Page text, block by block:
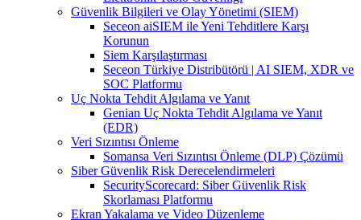
Güvenlik Bilgileri ve Olay Yönetimi (SIEM)
Seceon aiSIEM ile Yeni Tehditlere Karşı
Korunun
Siem Karşılaştırması
Seceon Türkiye Distribütörü | AI SIEM, XDR ve
SOC Platformu
Uç Nokta Tehdit Algılama ve Yanıt
Genian Uç Nokta Tehdit Algılama ve Yanıt
(EDR)
Veri Sızıntısı Önleme
Somansa Veri Sızıntısı Önleme (DLP) Çözümü
Siber Güvenlik Risk Derecelendirmeleri
SecurityScorecard: Siber Güvenlik Risk
Skorlaması Platformu
Ekran Yakalama ve Video Düzenleme